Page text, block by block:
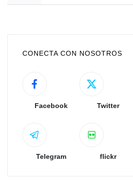
CONECTA CON NOSOTROS
Facebook Twitter
Telegram flickr